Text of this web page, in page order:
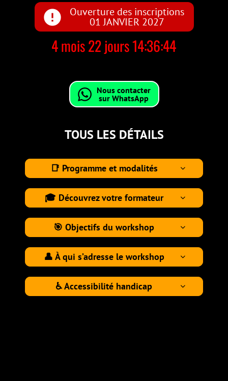
error Ouverture des inscriptions
01 JANVIER 2027
4 mois 22 jours 14:36:43
Nous contacter
sur WhatsApp
TOUS LES DÉTAILS
📑 Programme et modalités 
🎓 Découvrez votre formateur 
🎯 Objectifs du workshop 
👤 À qui s’adresse le workshop 
♿ Accessibilité handicap 